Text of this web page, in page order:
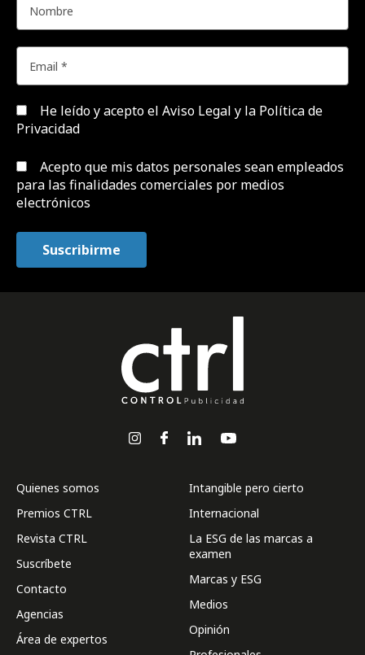
He leído y acepto el Aviso Legal y la Política de
Privacidad
Acepto que mis datos personales sean empleados
para las finalidades comerciales por medios
electrónicos
Quienes somos
Premios CTRL
Revista CTRL
Suscríbete
Contacto
Agencias
Área de expertos
Intangible pero cierto
Internacional
La ESG de las marcas a
examen
Marcas y ESG
Medios
Opinión